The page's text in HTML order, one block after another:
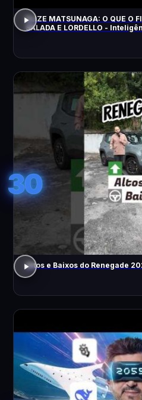
ELIZE MATSUNAGA: O QUE O
SALADA E LORDELLO -
30
Altos e Baixos do Renegade